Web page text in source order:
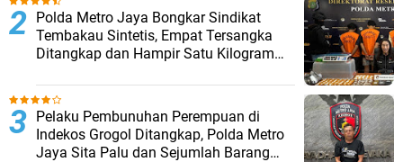
‎Polda Metro Jaya Bongkar Sindikat
Tembakau Sintetis, Empat Tersangka
Ditangkap dan Hampir Satu Kilogram
Pelaku Pembunuhan Perempuan di
Indekos Grogol Ditangkap, Polda Metro
Jaya Sita Palu dan Sejumlah Barang